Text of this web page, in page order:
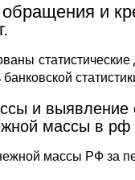
и
и выявление
массы в рф
массы РФ за